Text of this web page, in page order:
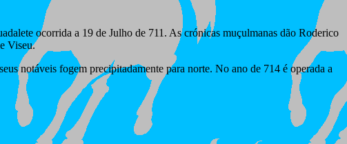
ocorrida a 19 de Julho de 711. As crónicas muçulmanas dão Roderico
Viseu.
notáveis fogem precipitadamente para norte. No ano de 714 é operada a